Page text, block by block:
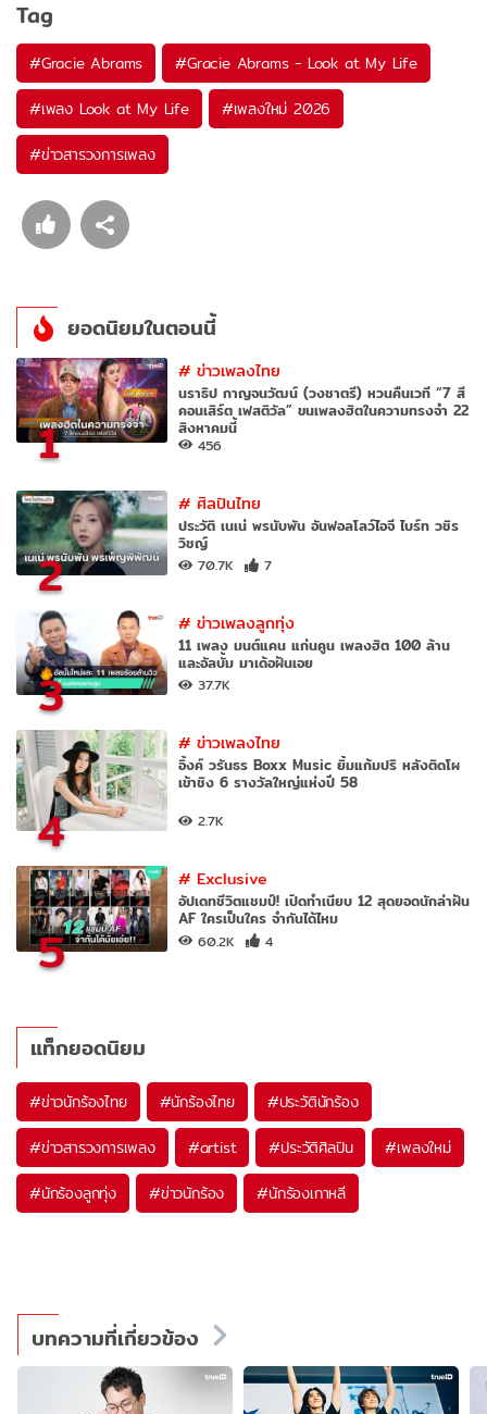
Tag
#Gracie Abrams #Gracie Abrams - Look at My Life
#เพลง Look at My Life #เพลงใหม่ 2026
#ข่าวสารวงการเพลง
ยอดนิยมในตอนนี้
1
#ข่าวเพลงไทย
นราธิป กาญจนวัฒน์ (วงชาตรี) หวนคืนเวที “7 สี
คอนเสิร์ต เฟสติวัล” ขนเพลงฮิตในความทรงจำ 22
สิงหาคมนี้
456
2
#ศิลปินไทย
ประวัติ เนเน่ พรนับพัน อันฟอลโลว์ไอจี ไบร์ท วชิร
วิชญ์
70.7K 7
3
#ข่าวเพลงลูกทุ่ง
11 เพลง มนต์แคน แก่นคูน เพลงฮิต 100 ล้าน
และอัลบั้ม มาเด้อฝันเอย
37.7K
4
#ข่าวเพลงไทย
อิ้งค์ วรันธร Boxx Music ยิ้มแก้มปริ หลังติดโผ
เข้าชิง 6 รางวัลใหญ่แห่งปี 58
2.7K
5
#Exclusive
อัปเดทชีวิตแชมป์! เปิดทำเนียบ 12 สุดยอดนักล่าฝัน
AF ใครเป็นใคร จำกันได้ไหม
60.2K 4
แท็กยอดนิยม
#ข่าวนักร้องไทย #นักร้องไทย #ประวัตินักร้อง
#ข่าวสารวงการเพลง #artist #ประวัติศิลปิน #เพลงใหม่
#นักร้องลูกทุ่ง #ข่าวนักร้อง #นักร้องเกาหลี
บทความที่เกี่ยวข้อง